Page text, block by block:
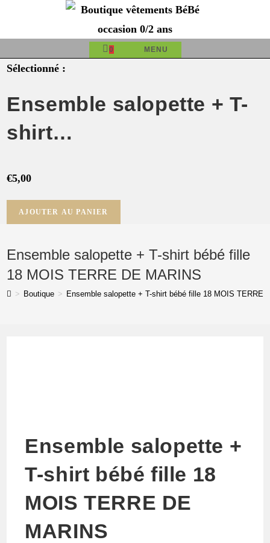
content
0 MENU
Sélectionné :
Ensemble salopette + T-
shirt…
€5,00
quantité
de
salopette
+
T-
shirt
AJOUTER AU PANIER
Ensemble salopette + T-shirt bébé fille
18 MOIS TERRE DE MARINS
> Boutique > Ensemble salopette + T-shirt bébé fille 18 MOIS TERRE
Ensemble salopette +
T-shirt bébé fille 18
MOIS TERRE DE
MARINS